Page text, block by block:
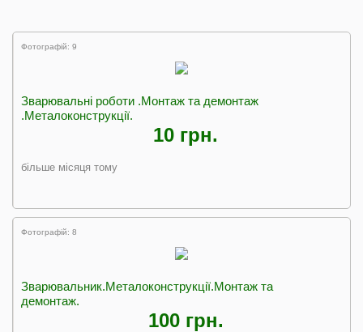
Фотографій: 9
Зварювальні роботи .Монтаж та демонтаж
.Металоконструкції.
10 грн.
більше місяця тому
Фотографій: 8
Зварювальник.Металоконструкції.Монтаж та
демонтаж.
100 грн.